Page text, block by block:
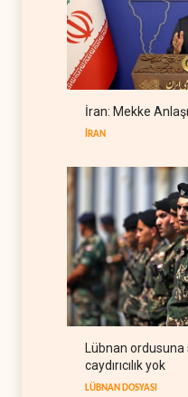
BATI
İran: Mekke
İRAN
Lübnan ordusuna
caydırıcılık yok
LÜBNAN DOSYASI